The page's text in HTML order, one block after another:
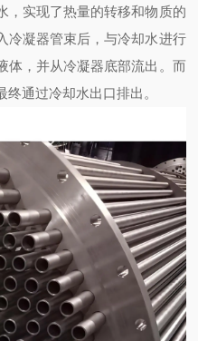
，实现了热量的转移和物质的
冷凝器管束后，与冷却水进行
体，并从冷凝器底部流出。而
通过冷却水出口排出。